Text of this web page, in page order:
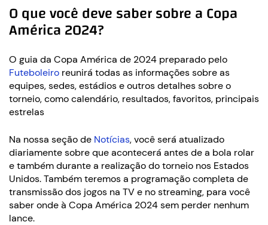
O que você deve saber sobre a Copa
América 2024?
O guia da Copa América de 2024 preparado pelo
Futeboleiro reunirá todas as informações sobre as
equipes, sedes, estádios e outros detalhes sobre o
torneio, como calendário, resultados, favoritos, principais
estrelas
Na nossa seção de Notícias, você será atualizado
diariamente sobre que acontecerá antes de a bola rolar
e também durante a realização do torneio nos Estados
Unidos. Também teremos a programação completa de
transmissão dos jogos na TV e no streaming, para você
saber onde à Copa América 2024 sem perder nenhum
lance.